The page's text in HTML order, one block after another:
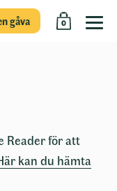
0
gåva
Reader för att
kan du hämta